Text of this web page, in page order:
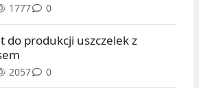
1777 0
do produkcji uszczelek z
2057 0